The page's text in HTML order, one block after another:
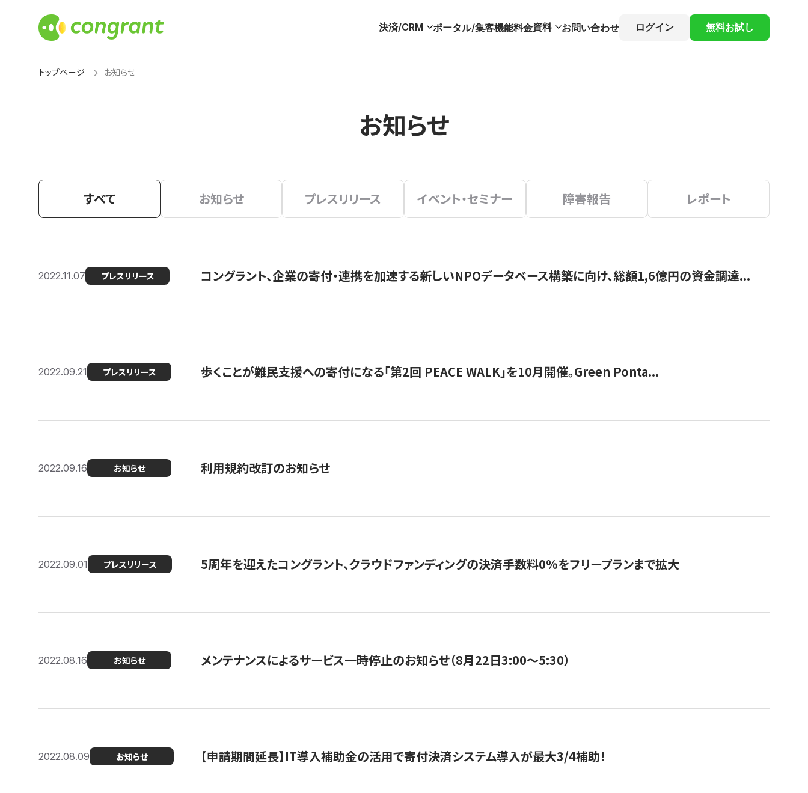
決済/CRM ポータル/集客機能料金資料 お問い合わせ ログイン 無料お試し
トップページ お知らせ
お知らせ
すべて お知らせ プレスリリース イベント・セミナー 障害報告 レポート
2022.11.07 プレスリリース コングラント、企業の寄付・連携を加速する新しいNPOデータベース構築に向け、総額1,6億円の資金調達...
2022.09.21 プレスリリース 歩くことが難民支援への寄付になる「第2回 PEACE WALK」を10月開催。Green Ponta...
2022.09.16 お知らせ 利用規約改訂のお知らせ
2022.09.01 プレスリリース 5周年を迎えたコングラント、クラウドファンディングの決済手数料0%をフリープランまで拡大
2022.08.16 お知らせ メンテナンスによるサービス一時停止のお知らせ（8月22日3:00〜5:30）
2022.08.09 お知らせ 【申請期間延長】IT導入補助金の活用で寄付決済システム導入が最大3/4補助！